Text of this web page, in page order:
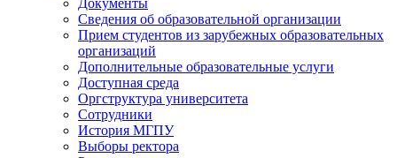
Документы
Сведения об образовательной организации
Прием студентов из зарубежных образовательных
организаций
Дополнительные образовательные услуги
Доступная среда
Оргструктура университета
Сотрудники
История МГПУ
Выборы ректора